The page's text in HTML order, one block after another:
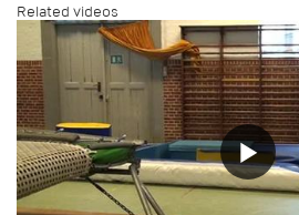
Related videos